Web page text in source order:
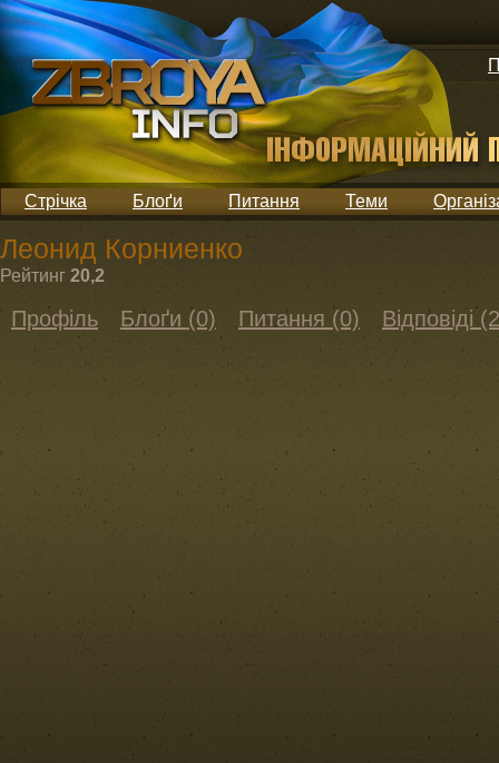
Стрічка Блоґи Питання Теми
Леонид Корниенко
Рейтинг 20,2
Профіль Блоґи (0) Питання (0) Відповіді